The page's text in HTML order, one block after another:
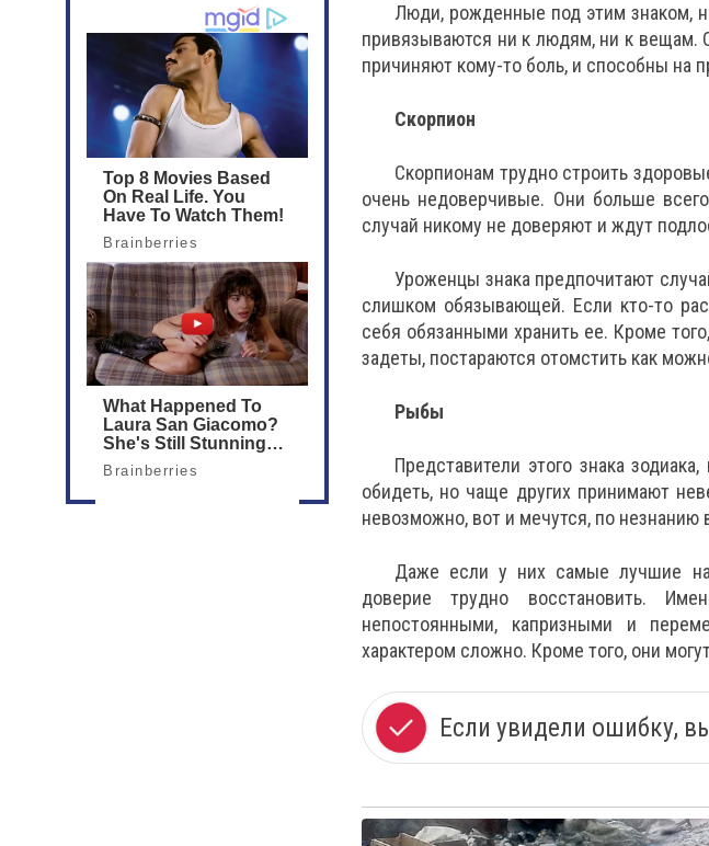
Люди, рожденные под этим знаком,
привязываются ни к людям, ни к вещам.
причиняют кому-то боль, и способны на
Скорпион
Скорпионам трудно строить
очень недоверчивые. Они больше
случай никому не доверяют и ждут
Уроженцы знака предпочитают
слишком обязывающей. Если кто-то
себя обязанными хранить ее. Кроме
задеты, постараются отомстить как
Рыбы
Представители этого знака
обидеть, но чаще других принимают
невозможно, вот и мечутся, по незнанию
Даже если у них самые лучшие
доверие трудно восстановить.
непостоянными, капризными и
характером сложно. Кроме того, они
Если увидели ошибку,